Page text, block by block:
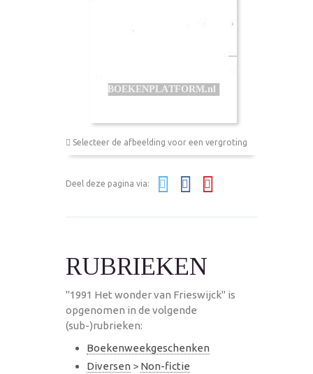
Selecteer de afbeelding voor een vergroting
Deel deze pagina via:
RUBRIEKEN
"1991 Het wonder van Frieswijck" is
opgenomen in de volgende
(sub-)rubrieken:
Boekenweekgeschenken
Diversen > Non-fictie